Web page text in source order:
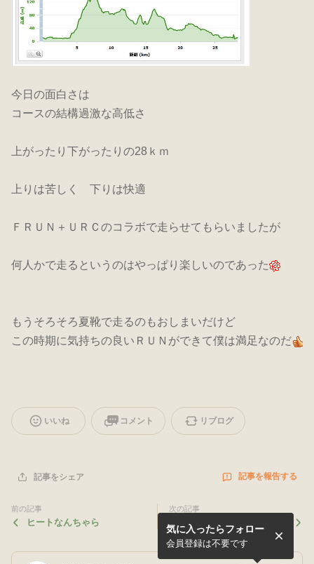
今日の面白さは
コースの結構過激な高低さ
上がったり下がったりの28ｋｍ
上りは苦しく 下りは快適
ＦＲＵＮ＋ＵＲＣのコラボで走らせてもらいましたが
何人かで走るというのはやっぱり楽しいのであった
もうそろそろ夏靴で走るのもおしまいだけど
この時期に気持ちの良いＲＵＮができて僕は満足なのだ
いいね コメント リブログ
記事をシェア 記事を報告する
前の記事
ヒートなんちゃら
次の記事
気に入ったらフォロー
会員登録は不要です